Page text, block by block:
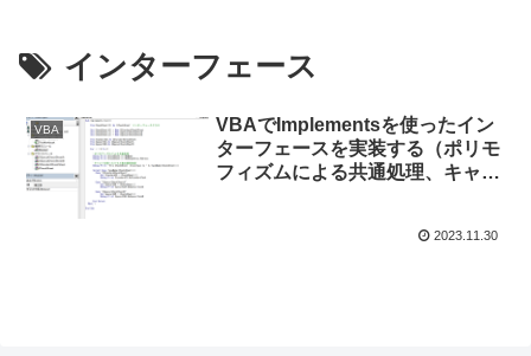
インターフェース
VBA
VBAでImplementsを使ったイン
ターフェースを実装する（ポリモ
フィズムによる共通処理、キャス
2023.11.30